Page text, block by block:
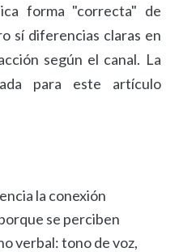
forma "correcta" de
sí diferencias claras en
según el canal. La
para este artículo
la conexión
se perciben
verbal: tono de voz,